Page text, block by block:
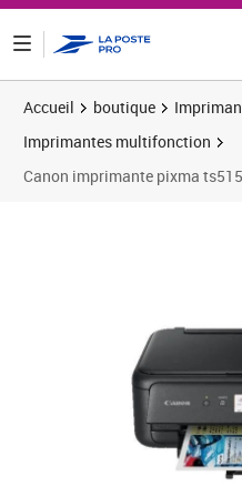
Accueil boutique
Imprimantes multifonction
Canon imprimante pixma